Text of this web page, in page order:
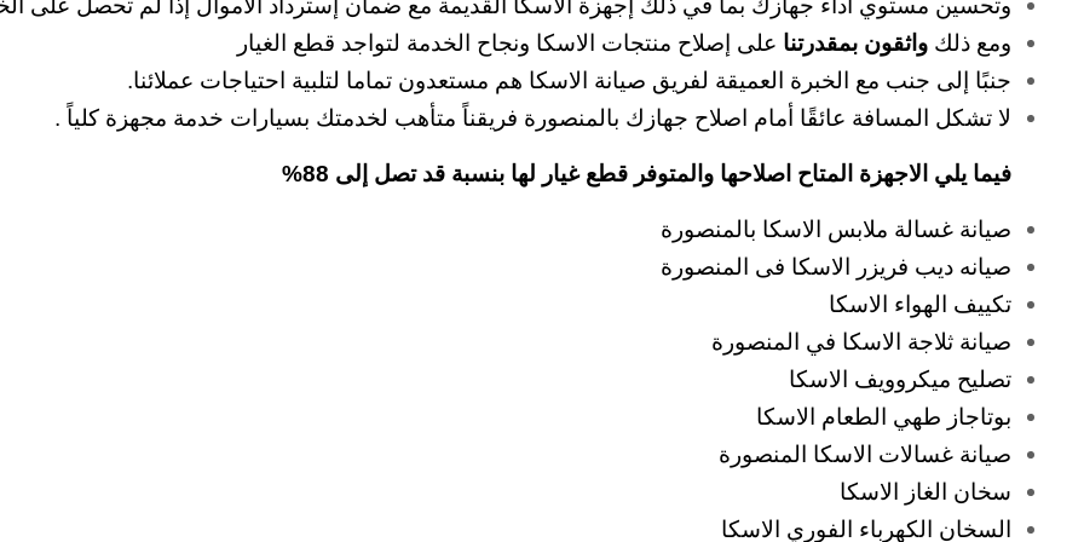
وتحسين مستوي أداء جهازك بما في ذلك إجهزة الاسكا القديمة مع ضمان إسترداد الأموال إذا لم تحصل على
ومع ذلك واثقون بمقدرتنا على إصلاح منتجات الاسكا ونجاح الخدمة لتواجد قطع الغيار
جنبًا إلى جنب مع الخبرة العميقة لفريق صيانة الاسكا هم مستعدون تماما لتلبية احتياجات عملائنا.
لا تشكل المسافة عائقًا أمام اصلاح جهازك بالمنصورة فريقناً متأهب لخدمتك بسيارات خدمة مجهزة كلياً .
فيما يلي الاجهزة المتاح اصلاحها والمتوفر قطع غيار لها بنسبة قد تصل إلى 88%
صيانة غسالة ملابس الاسكا بالمنصورة
صيانه ديب فريزر الاسكا فى المنصورة
تكييف الهواء الاسكا
صيانة ثلاجة الاسكا في المنصورة
تصليح ميكروويف الاسكا
بوتاجاز طهي الطعام الاسكا
صيانة غسالات الاسكا المنصورة
سخان الغاز الاسكا
السخان الكهرباء الفوري الاسكا